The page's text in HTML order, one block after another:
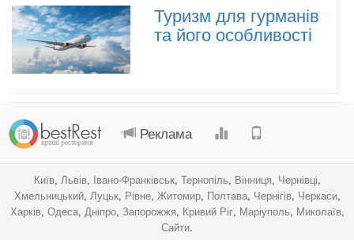
Туризм для гурманів
та його особливості
Реклама
Київ, Львів, Івано-Франківськ, Тернопіль, Вінниця, Чернівці,
Хмельницький, Луцьк, Рівне, Житомир, Полтава, Чернігів, Черкаси,
Харків, Одеса, Дніпро, Запорожжя, Кривий Ріг, Маріуполь, Миколаїв,
Сайти.